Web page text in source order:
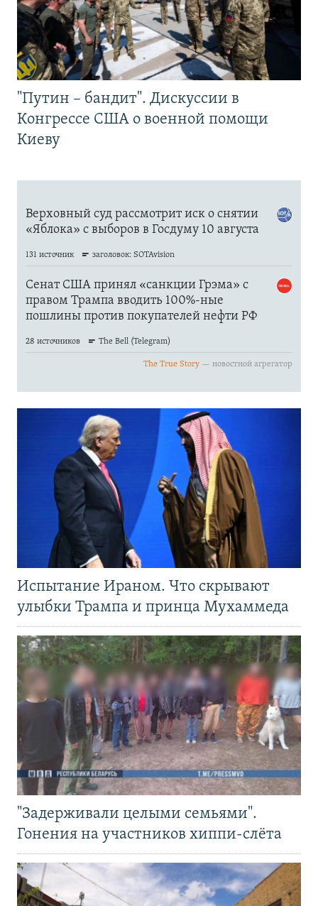
"Путин – бандит". Дискуссии в
Конгрессе США о военной помощи
Киеву
Испытание Ираном. Что скрывают
улыбки Трампа и принца Мухаммеда
"Задерживали целыми семьями".
Гонения на участников хиппи-слёта